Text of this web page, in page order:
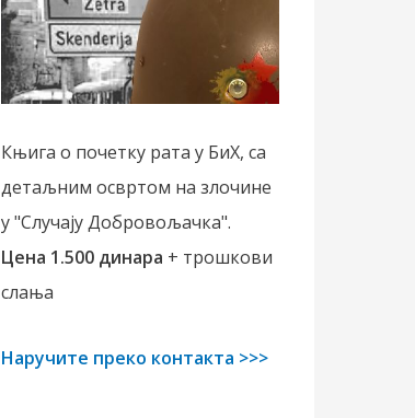
Књига о почетку рата у БиХ, са
детаљним освртом на злочине
у "Случају Добровољачка".
Цена 1.500 динара + трошкови
слања
Наручите преко контакта >>>